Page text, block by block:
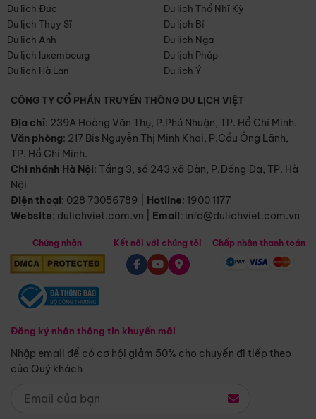
Du lịch Đức
Du lịch Thổ Nhĩ Kỳ
Du lịch Thụy Sĩ
Du lịch Bỉ
Du lịch Anh
Du lịch Nga
Du lịch luxembourg
Du lịch Pháp
Du lịch Hà Lan
Du lịch Ý
CÔNG TY CỔ PHẦN TRUYỀN THÔNG DU LỊCH VIỆT
Địa chỉ: 239A Hoàng Văn Thụ, P.Phú Nhuận, TP. Hồ Chí Minh.
Văn phòng: 217 Bis Nguyễn Thị Minh Khai, P.Cầu Ông Lãnh,
TP. Hồ Chí Minh.
Chi nhánh Hà Nội: Tầng 3, số 243 xã Đàn, P.Đống Đa, TP. Hà
Nội
Điện thoại: 028 73056789 Hotline: 1900 1177
Website: dulichviet.com.vn Email: info@dulichviet.com.vn
Chứng nhận
Đăng ký nhận thông tin khuyến mãi
Nhập email để có cơ hội giảm 50% cho chuyến đi tiếp theo
của Quý khách
Kết nối với chúng tôi Chấp nhận thanh toán